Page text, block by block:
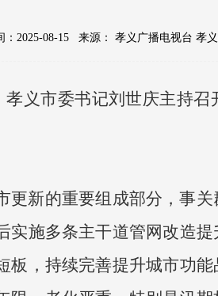
：2025-08-15 来源： 孝义广播电视台 孝
义市委书记刘世庆主持
更新的重要组成部分，事
施多条主干道管网改造提
，持续完善提升城市功